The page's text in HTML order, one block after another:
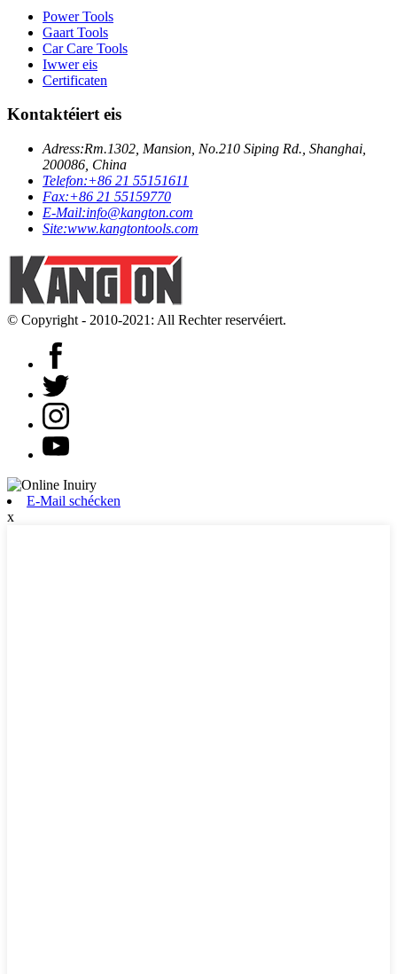
Power Tools
Gaart Tools
Car Care Tools
Iwwer eis
Certificaten
Kontaktéiert eis
Adress:Rm.1302, Mansion, No.210 Siping Rd., Shanghai,
200086, China
Telefon:+86 21 55151611
Fax:+86 21 55159770
E-Mail:info@kangton.com
Site:www.kangtontools.com
© Copyright - 2010-2021: All Rechter reservéiert.
E-Mail schécken
x